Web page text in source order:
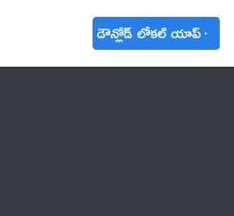
డౌన్లోడ్ లోకల్ యాప్